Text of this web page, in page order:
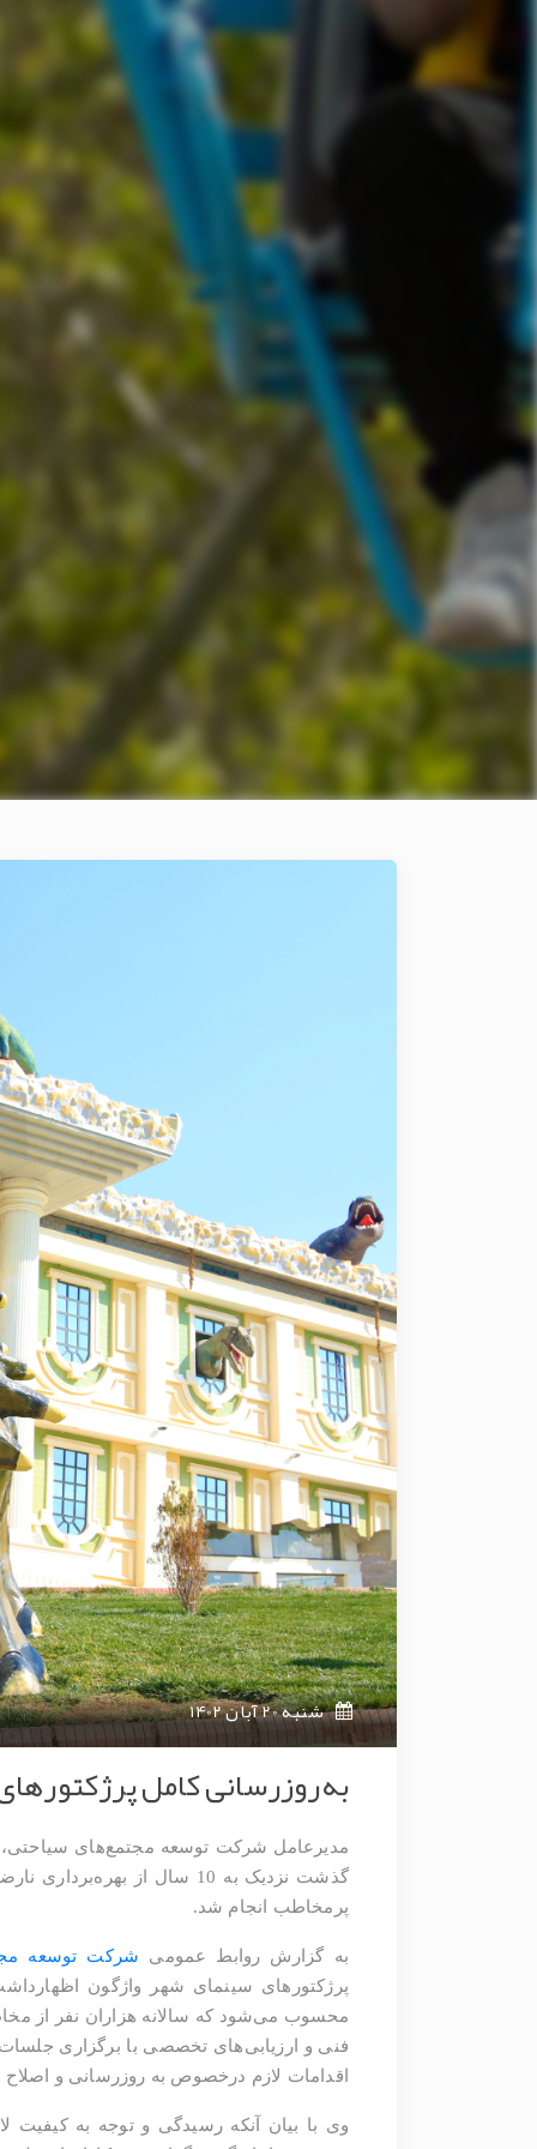
شنبه 20 آبان 1402
به‌روزرسانی کامل
مدیرعامل شرکت توسعه مجتمع‌های سیاحتی،
گذشت نزدیک به 10 سال از
پرمخاطب انجام شد.
به گزارش روابط عمومی شرکت توسعه
پرژکتورهای سینمای شهر واژگون
محسوب می‌شود که سالانه هزاران نفر از
فنی و ارزیابی‌های تخصصی با برگزاری
اقدامات لازم درخصوص به روزرسانی و
وی با بیان آنکه رسیدگی و توجه به کیفیت